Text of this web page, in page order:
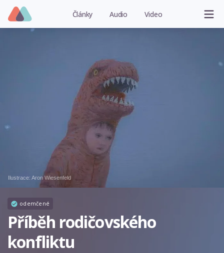
Články Audio Video
Ilustrace: Aron Wiesenfeld
odemčené
Příběh rodičovského
konfliktu